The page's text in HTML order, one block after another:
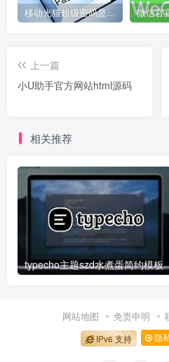
移动光猫超级密码是多少？移动光猫超级管理员后台账号与密码
上一篇
小U助手官方网站html源码
相关推荐
typecho主题szd水煮蛋简约模板
网站地图 免责申明
IPv6 支持 隐